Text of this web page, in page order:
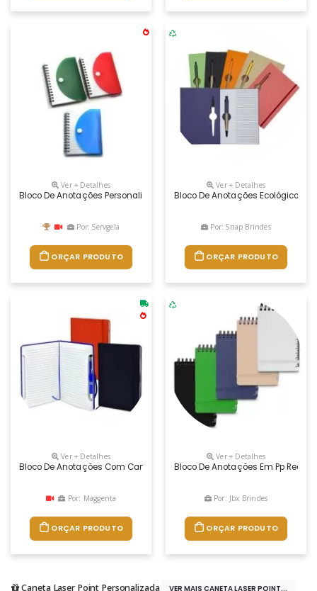
Ver + Detalhes
Bloco De Anotações Personalizado Com Capa De Plástico Resistente,
Por: Servgela
ORÇAR PRODUTO
Ver + Detalhes
Bloco De Anotações Ecológico
Por: Snap Brindes
ORÇAR PRODUTO
Ver + Detalhes
Bloco De Anotações Com Caneta Personalizado
Por: Maggenta
ORÇAR PRODUTO
Ver + Detalhes
Bloco De Anotações Em Pp
Por: Jbx Brindes
ORÇAR PRODUTO
Caneta Laser Point Personalizada VER MAIS CANETA LASER POINT...